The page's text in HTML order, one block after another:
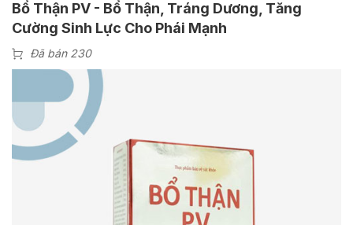
Bổ Thận PV - Bổ Thận, Tráng Dương, Tăng
Cường Sinh Lực Cho Phái Mạnh
Đã bán 230